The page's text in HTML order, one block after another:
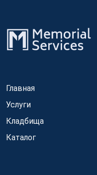
Главная
Услуги
Кладбища
Каталог